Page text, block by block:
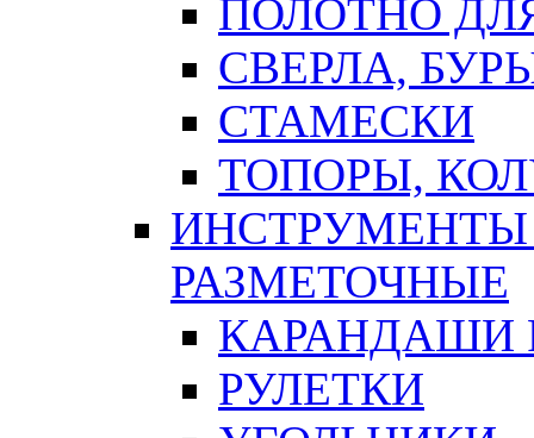
ПОЛОТНО
СВЕРЛА,
СТАМЕСКИ
ТОПОРЫ,
ИНСТРУМЕНТЫ
РАЗМЕТОЧНЫЕ
КАРАНДАШИ
РУЛЕТКИ